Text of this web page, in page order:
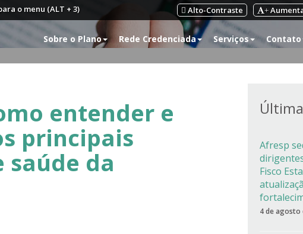
o menu (ALT + 3) +
Alto-Contraste
Sobre o Plano Rede Credenciada Serviços Contato
entender e
principais
saúde da
Afresp
Fisco
4 de agosto